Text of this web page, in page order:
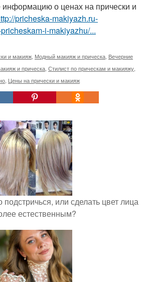
информацию о ценах на прически и
pricheska-makiyazh.ru-
i-makiyazhu/...
и макияж Модный макияж и прическа Вечерние
и прическа Стилист по прическам и макияжу
Цены на прически и макияж
или сделать цвет лица
естественным?